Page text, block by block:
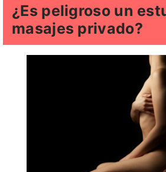
¿Es peligroso un
masajes privado?